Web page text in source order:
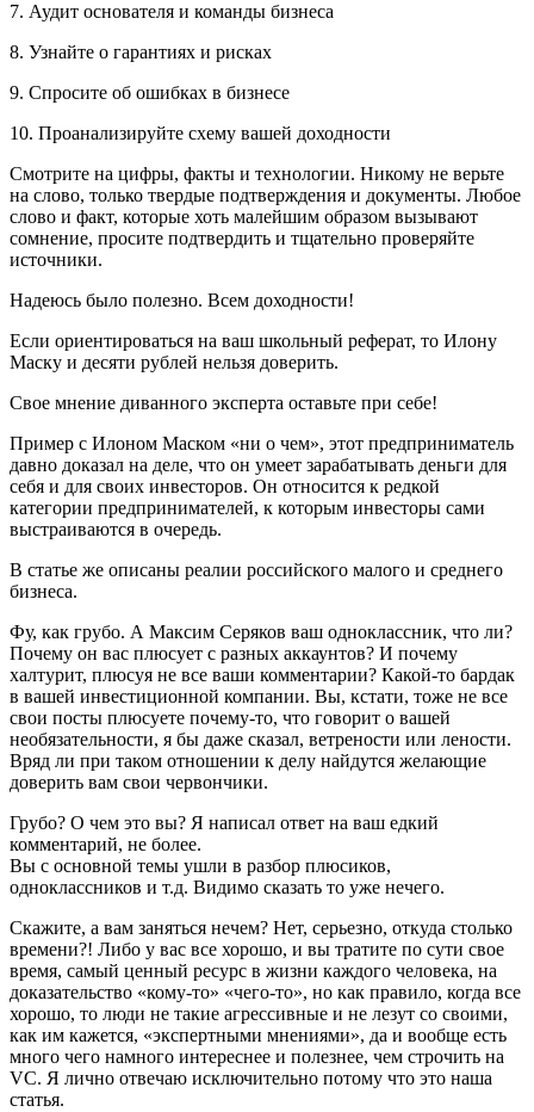
7. Аудит основателя и команды бизнеса
8. Узнайте о гарантиях и рисках
9. Спросите об ошибках в бизнесе
10. Проанализируйте схему вашей доходности
Смотрите на цифры, факты и технологии. Никому не верьте
на слово, только твердые подтверждения и документы. Любое
слово и факт, которые хоть малейшим образом вызывают
сомнение, просите подтвердить и тщательно проверяйте
источники.
Надеюсь было полезно. Всем доходности!
Если ориентироваться на ваш школьный реферат, то Илону
Маску и десяти рублей нельзя доверить.
Свое мнение диванного эксперта оставьте при себе!
Пример с Илоном Маском «ни о чем», этот предприниматель
давно доказал на деле, что он умеет зарабатывать деньги для
себя и для своих инвесторов. Он относится к редкой
категории предпринимателей, к которым инвесторы сами
выстраиваются в очередь.
В статье же описаны реалии российского малого и среднего
бизнеса.
Фу, как грубо. А Максим Серяков ваш одноклассник, что ли?
Почему он вас плюсует с разных аккаунтов? И почему
халтурит, плюсуя не все ваши комментарии? Какой-то бардак
в вашей инвестиционной компании. Вы, кстати, тоже не все
свои посты плюсуете почему-то, что говорит о вашей
необязательности, я бы даже сказал, ветрености или лености.
Вряд ли при таком отношении к делу найдутся желающие
доверить вам свои червончики.
Грубо? О чем это вы? Я написал ответ на ваш едкий
комментарий, не более.
Вы с основной темы ушли в разбор плюсиков,
одноклассников и т.д. Видимо сказать то уже нечего.
Скажите, а вам заняться нечем? Нет, серьезно, откуда столько
времени?! Либо у вас все хорошо, и вы тратите по сути свое
время, самый ценный ресурс в жизни каждого человека, на
доказательство «кому-то» «чего-то», но как правило, когда все
хорошо, то люди не такие агрессивные и не лезут со своими,
как им кажется, «экспертными мнениями», да и вообще есть
много чего намного интереснее и полезнее, чем строчить на
VC. Я лично отвечаю исключительно потому что это наша
статья.